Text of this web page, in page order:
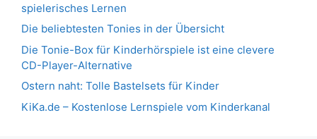
spielerisches Lernen
Die beliebtesten Tonies in der Übersicht
Die Tonie-Box für Kinderhörspiele ist eine clevere
CD-Player-Alternative
Ostern naht: Tolle Bastelsets für Kinder
KiKa.de – Kostenlose Lernspiele vom Kinderkanal